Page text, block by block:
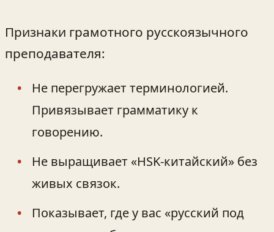
Признаки грамотного русскоязычного
преподавателя:
Не перегружает терминологией.
Привязывает грамматику к
говорению.
Не выращивает «HSK‑китайский» без
живых связок.
Показывает, где у вас «русский под